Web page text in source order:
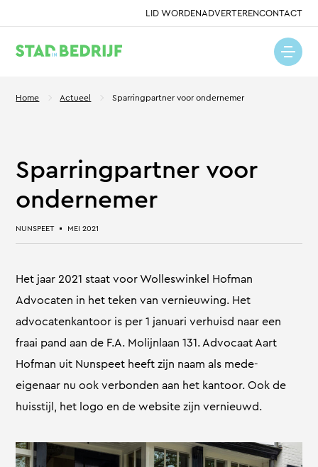
LID WORDENADVERTERENCONTACT
Home Actueel Sparringpartner voor ondernemer
Sparringpartner voor
ondernemer
NUNSPEET MEI 2021
Het jaar 2021 staat voor Wolleswinkel Hofman
Advocaten in het teken van vernieuwing. Het
advocatenkantoor is per 1 januari verhuisd naar een
fraai pand aan de F.A. Molijnlaan 131. Advocaat Aart
Hofman uit Nunspeet heeft zijn naam als mede-
eigenaar nu ook verbonden aan het kantoor. Ook de
huisstijl, het logo en de website zijn vernieuwd.